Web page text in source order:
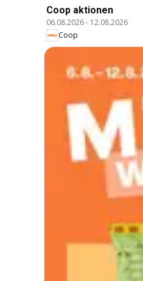
Coop aktionen
06.08.2026- 12.08.2026
Coop